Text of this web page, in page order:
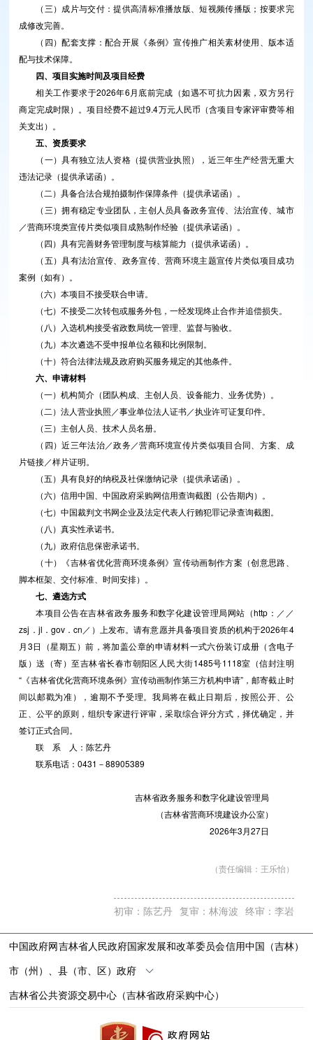
（三）成片与交付：提供高清标准播放版、短视频传播版；按要求完
成修改完善。
（四）配套支撑：配合开展《条例》宣传推广相关素材使用、版本适
配与技术保障。
四、项目实施时间及项目经费
相关工作要求于2026年6月底前完成（如遇不可抗力因素，双方另行
商定完成时限）。项目经费不超过9.4万元人民币（含项目专家评审费等相
关支出）。
五、资质要求
（一）具有独立法人资格（提供营业执照），近三年生产经营无重大
违法记录（提供承诺函）。
（二）具备合法合规拍摄制作保障条件（提供承诺函）。
（三）拥有稳定专业团队，主创人员具备政务宣传、法治宣传、城市
／营商环境类宣传片类似项目成熟制作经验（提供承诺函）。
（四）具有完善财务管理制度与核算能力（提供承诺函）。
（五）具有法治宣传、政务宣传、营商环境主题宣传片类似项目成功
案例（如有）。
（六）本项目不接受联合申请。
（七）不接受二次转包或服务外包，一经发现终止合作并追偿损失。
（八）入选机构接受省政数局统一管理、监督与验收。
（九）本次遴选不受申报单位名额和比例限制。
（十）符合法律法规及政府购买服务规定的其他条件。
六、申请材料
（一）机构简介（团队构成、主创人员、设备能力、业务优势）。
（二）法人营业执照／事业单位法人证书／执业许可证复印件。
（三）主创人员、技术人员名册。
（四）近三年法治／政务／营商环境宣传片类似项目合同、方案、成
片链接／样片证明。
（五）具有良好的纳税及社保缴纳记录（提供承诺函）。
（六）信用中国、中国政府采购网信用查询截图（公告期内）。
（七）中国裁判文书网企业及法定代表人行贿犯罪记录查询截图。
（八）真实性承诺书。
（九）政府信息保密承诺书。
（十）《吉林省优化营商环境条例》宣传动画制作方案（创意思路、
脚本框架、交付标准、时间安排）。
七、遴选方式
本项目公告在吉林省政务服务和数字化建设管理局网站（http：／／
zsj．jl．gov．cn／）上发布。请有意愿并具备项目资质的机构于2026年4
月3日（星期五）前，将加盖公章的申请材料一式六份装订成册（含电子
版）送（寄）至吉林省长春市朝阳区人民大街1485号1118室（信封注明
“《吉林省优化营商环境条例》宣传动画制作第三方机构申请”，邮寄截止时
间以邮戳为准），逾期不予受理。我局将在截止日期后，按照公开、公
正、公平的原则，组织专家进行评审，采取综合评分方式，择优确定，并
签订正式合同。
联 系 人：陈艺丹
联系电话：0431－88905389
吉林省政务服务和数字化建设管理局
（吉林省营商环境建设办公室）
2026年3月27日
（责任编辑： 王乐怡）
初审：陈艺丹 复审：林海波 终审：李岩
中国政府网吉林省人民政府国家发展和改革委员会信用中国（吉林）
市（州）、县（市、区）政府
吉林省公共资源交易中心（吉林省政府采购中心）